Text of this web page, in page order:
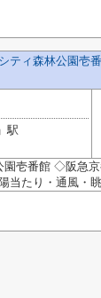
ティ森林公園壱
」駅
壱番館 ◇阪急
当たり・通風・